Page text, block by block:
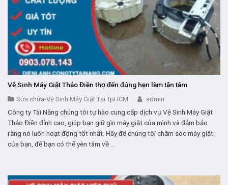
Vệ Sinh Máy Giặt Thảo Điền thợ đến đúng hẹn làm tận tâm
Sửa chữa-Vệ Sinh Máy Giặt Tại TpHCM admin
Công ty Tài Năng chúng tôi tự hào cung cấp dịch vụ Vệ Sinh Máy Giặt
Thảo Điền đỉnh cao, giúp bạn giữ gìn máy giặt của mình và đảm bảo
rằng nó luôn hoạt động tốt nhất. Hãy để chúng tôi chăm sóc máy giặt
của bạn, để bạn có thể yên tâm về ...